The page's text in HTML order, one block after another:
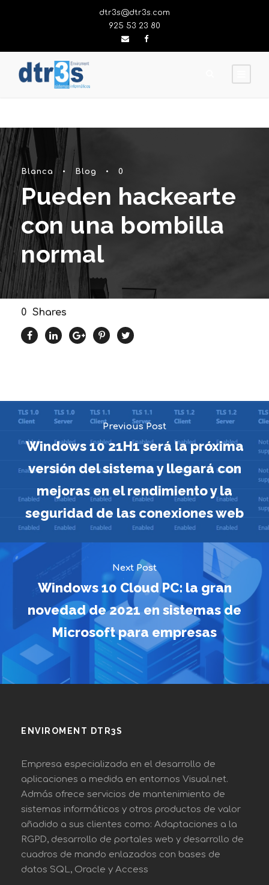
dtr3s@dtr3s.com
925 53 23 80
Blanca • Blog • 0
Pueden hackearte
con una bombilla
normal
0 Shares
Previous Post
Windows 10 21H1 será la próxima
versión del sistema y llegará con
mejoras en el rendimiento y la
seguridad de las conexiones web
Next Post
Windows 10 Cloud PC: la gran
novedad de 2021 en sistemas de
Microsoft para empresas
ENVIROMENT DTR3S
Empresa especializada en el desarrollo de
aplicaciones a medida en entornos Visual.net.
Admás ofrece servicios de mantenimiento de
sistemas informáticos y otros productos de valor
añadido a sus clientes como: Adaptaciones a la
RGPD, desarrollo de portales web y desarrollo de
cuadros de mando enlazados con bases de
datos SQL, Oracle y Access